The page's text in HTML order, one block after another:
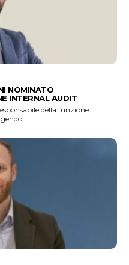
NOMINATO
INTERNAL AUDIT
della funzione